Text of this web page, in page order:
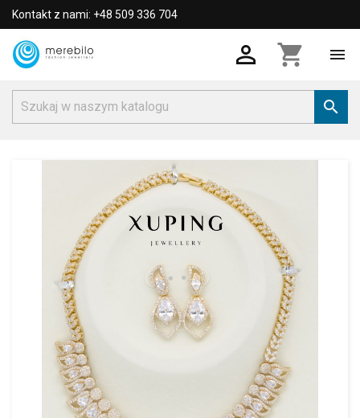
Kontakt z nami: +48 509 336 704
 shopping_cart 
